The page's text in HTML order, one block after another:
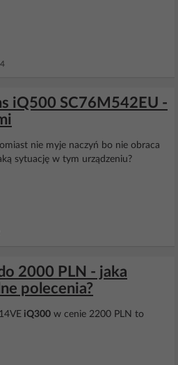
iQ500 SC76M542EU -
nie myje naczyń bo nie obraca
sytuację w tym urządzeniu?
2000 PLN - jaka
polecenia?
iQ300 w cenie 2200 PLN to